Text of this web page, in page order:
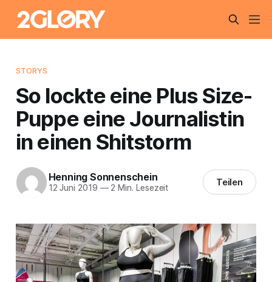
STORYS
So lockte eine Plus Size-
Puppe eine Journalistin
in einen Shitstorm
Henning Sonnenschein
12 Juni 2019 —2 Min. Lesezeit Teilen